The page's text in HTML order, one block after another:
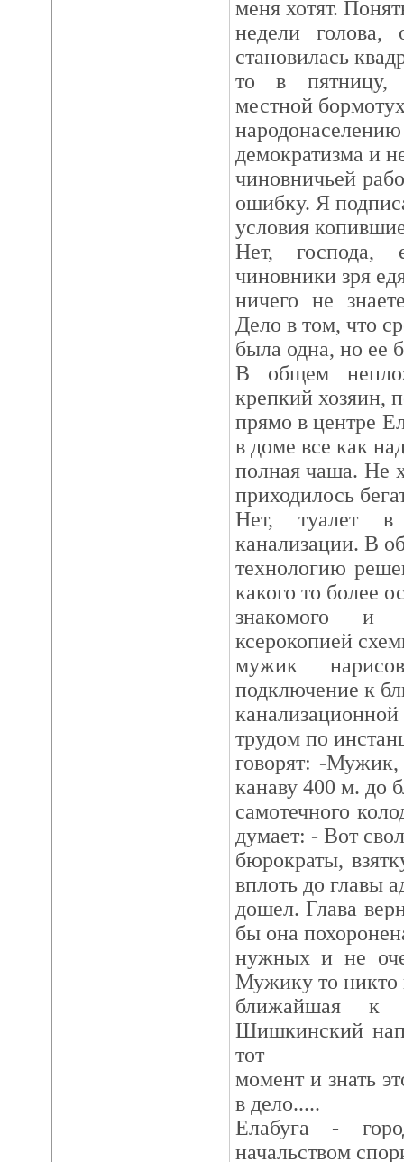
меня хотят.
недели
становилась
то в пятницу,
местной
демократизма и
чиновничьей
ошибку. Я
условия
Нет, господа,
чиновники зря
ничего не
Дело в том, что
была одна, но ее
В общем
крепкий хозяин,
прямо в центре
в доме все как
полная чаша. Не
приходилось
Нет, туалет
канализации. В
технологию
какого то более
знакомого и
ксерокопией
мужик
подключение к
трудом по
говорят: -Мужик,
канаву 400 м. до
самотечного
думает: - Вот
бюрократы,
вплоть до главы
дошел. Глава
бы она
нужных и не
Мужику то никто
ближайшая к
Шишкинский
тот
момент и знать
в дело.....
Елабуга -
начальством